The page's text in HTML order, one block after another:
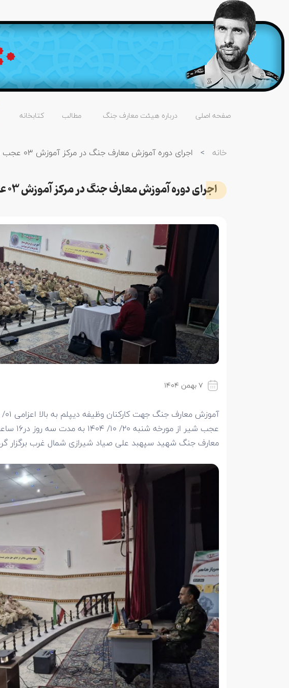
صفحه اصلی درباره هیئت معارف جنگ مطالب کتابخانه
خانه > اجرای دوره آموزش معارف جنگ در مرکز آموزش 03 عجب شیر
اجرای دوره آموزش معارف جنگ در مرکز آموزش 03 عجب شیر
۷ بهمن ۱۴۰۴
عجب
معارف جنگ شهید سپهبد علی صیاد شیرازی شمال غرب برگزار